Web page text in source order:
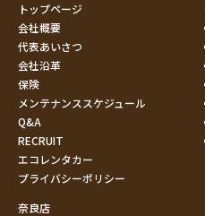
トップページ
会社概要
代表あいさつ
会社沿革
保険
メンテナンススケジュール
Q&A
RECRUIT
エコレンタカー
プライバシーポリシー
奈良店